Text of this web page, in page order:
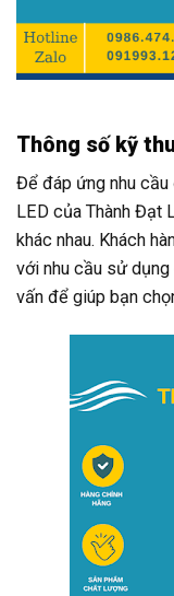
Thông số kỹ
Để đáp ứng nhu cầu
LED của Thành Đạt
khác nhau. Khách
với nhu cầu sử
vấn để giúp bạn